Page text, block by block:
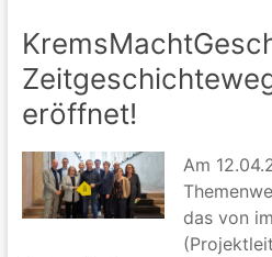
eröffnet!
Am
das von